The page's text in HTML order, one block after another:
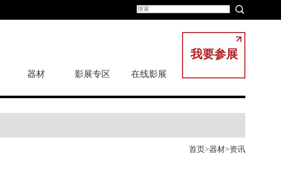
我要参展
器材 影展专区 在线影展
首页 器材 资讯